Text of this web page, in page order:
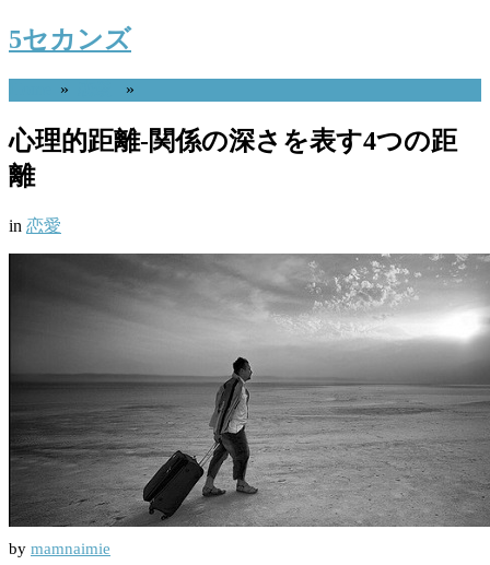
5セカンズ
» »
心理的距離-関係の深さを表す4つの距
離
in 恋愛
by mamnaimie